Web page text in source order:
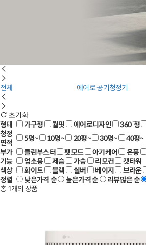
전체 에어로 공기청정기
초기화
형태
가구형 월핏 에어로디자인 360˚형
청정
면적
5평~ 10평~ 20평~ 30평~
40평~
부가
기능
클린부스터 펫모드 아기케어 온풍
업소용
제습 가습 리모컨
캣타워
색상
화이트 블랙 실버 베이지 브라운
정렬
낮은가격 순 높은가격 순 리뷰많은 순
총 1개의 상품